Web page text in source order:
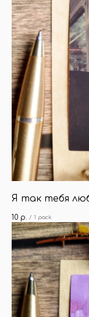
Я так тебя
10 р. / 1 pack